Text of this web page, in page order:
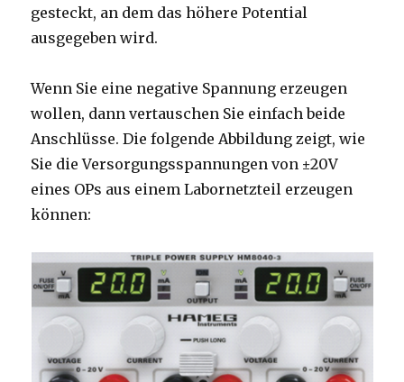
gesteckt, an dem das höhere Potential
ausgegeben wird.
Wenn Sie eine negative Spannung erzeugen
wollen, dann vertauschen Sie einfach beide
Anschlüsse. Die folgende Abbildung zeigt, wie
Sie die Versorgungsspannungen von ±20V
eines OPs aus einem Labornetzteil erzeugen
können: